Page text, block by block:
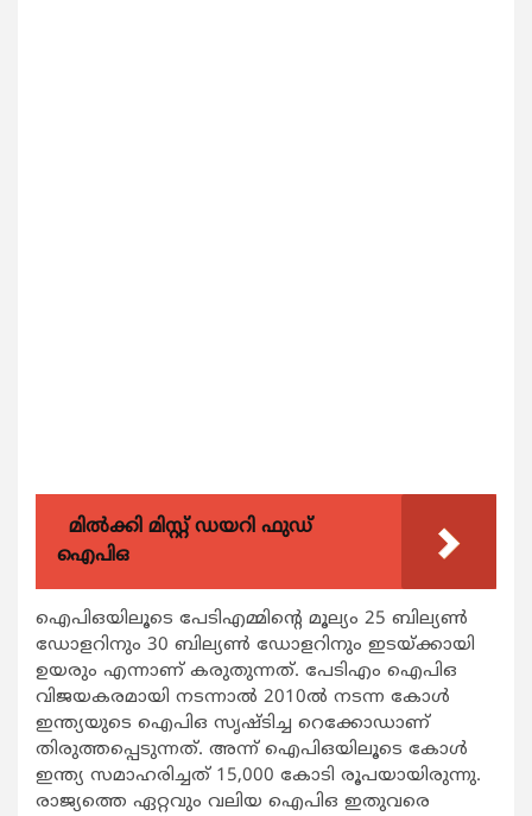
മിൽക്കി മിസ്റ്റ് ഡയറി ഫുഡ്
ഐപിഒ
ഐപിഒയിലൂടെ പേടിഎമ്മിന്‍റെ മൂല്യം 25 ബില്യണ്‍
ഡോളറിനും 30 ബില്യണ്‍ ഡോളറിനും ഇടയ്ക്കായി
ഉയരും എന്നാണ് കരുതുന്നത്. പേടിഎം ഐപിഒ
വിജയകരമായി നടന്നാല്‍ 2010ല്‍ നടന്ന കോള്‍
ഇന്ത്യയുടെ ഐപിഒ സൃഷ്ടിച്ച റെക്കോഡാണ്
തിരുത്തപ്പെടുന്നത്. അന്ന് ഐപിഒയിലൂടെ കോള്‍
ഇന്ത്യ സമാഹരിച്ചത് 15,000 കോടി രൂപയായിരുന്നു.
രാജ്യത്തെ ഏറ്റവും വലിയ ഐപിഒ ഇതുവരെ